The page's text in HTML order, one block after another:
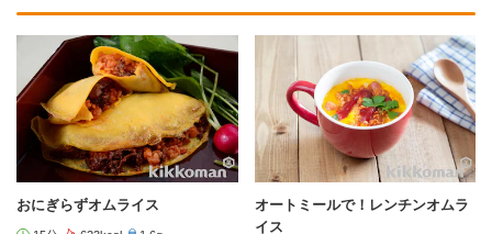
おにぎらずオムライス
オートミールで！レンチンオムラ
イス